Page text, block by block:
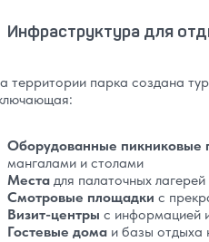
Инфраструктура для
территории парка создана
Оборудованные пикниковые
мангалами и столами
Места для палаточных лагерей
Смотровые площадки с
Визит-центры с информацией
Гостевые дома и базы отдыха